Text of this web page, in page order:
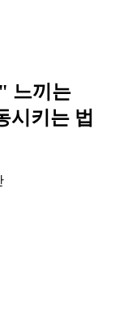
느끼 는
시 키 는 법